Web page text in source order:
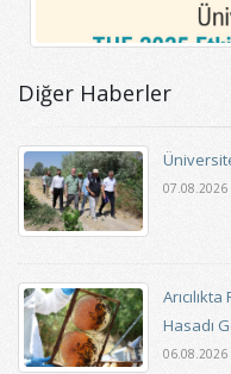
Diğer Haberler
07.08.2026
Hasadı
06.08.2026